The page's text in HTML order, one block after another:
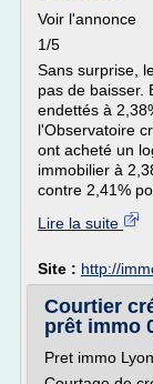
Voir l'annonce
1/5
Sans surprise,
pas de baisser.
endettés à
l'Observatoire
ont acheté un
immobilier à
contre 2,41%
Lire la suite
Site : http://
Courtier
prêt immo
Pret immo Lyon